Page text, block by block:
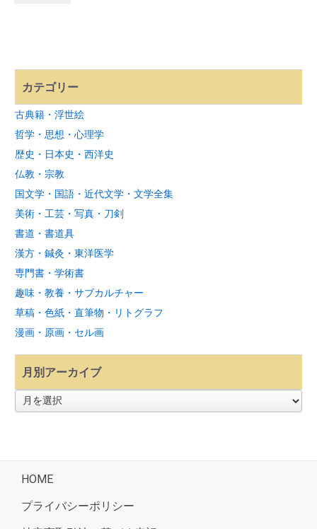
カテゴリー
古典籍・浮世絵
哲学・思想・心理学
歴史・日本史・西洋史
仏教・宗教
国文学・国語・近代文学・文学全集
美術・工芸・写真・刀剣
書道・書道具
漢方・鍼灸・東洋医学
専門書・学術書
趣味・教養・サブカルチャー
草稿・色紙・直筆物・リトグラフ
漫画・原画・セル画
月別アーカイブ
別
ブHOME
プライバシーポリシー